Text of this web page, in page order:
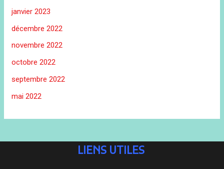
janvier 2023
décembre 2022
novembre 2022
octobre 2022
septembre 2022
mai 2022
LIENS UTILES